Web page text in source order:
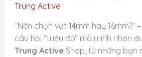
Trung Active
“Nên chọn vợt 14mm hay
câu hỏi “triệu đô” mà mình nhận
Trung Active Shop, từ những bạn